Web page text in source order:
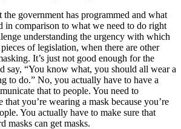
government has programmed and what
in comparison to what we need to do right
understanding the urgency with which
of legislation, when there are other
It’s just not good enough for the
say, “You know what, you should all wear a
to do.” No, you actually have to have a
that to people. You need to
that you’re wearing a mask because you’re
You actually have to make sure that
masks can get masks.